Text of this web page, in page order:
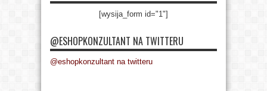
[wysija_form id="1"]
@ESHOPKONZULTANT NA TWITTERU
@eshopkonzultant na twitteru